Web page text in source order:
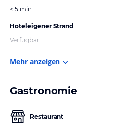
< 5 min
Hoteleigener Strand
Verfügbar
Mehr anzeigen
Gastronomie
Restaurant